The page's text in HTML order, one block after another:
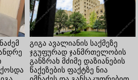
გიგა ავალიანის საქმეზე
ჯგუფურად ჯანმრთელობის
განზრახ მძიმე დაზიანების
წაქეზების ფაქტზე ნია